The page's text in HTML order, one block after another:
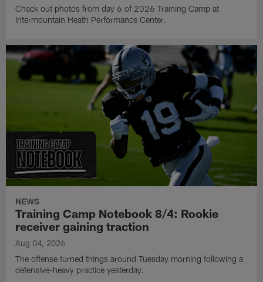
Check out photos from day 6 of 2026 Training Camp at
Intermountain Heath Performance Center.
NEWS
Training Camp Notebook 8/4: Rookie
receiver gaining traction
Aug 04, 2026
The offense turned things around Tuesday morning following a
defensive-heavy practice yesterday.